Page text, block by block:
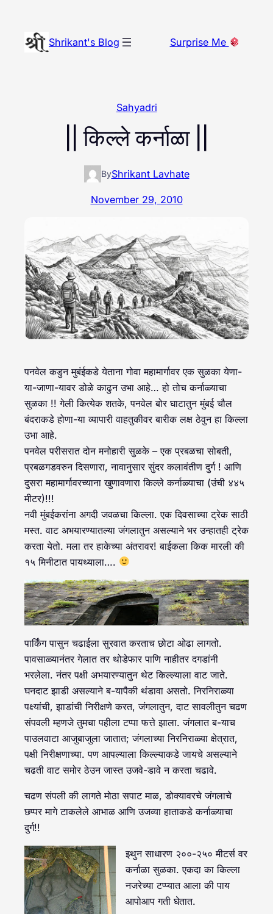
content
Shrikant's Blog Surprise Me
Sahyadri
|| किल्ले कर्नाळा ||
ByShrikant Lavhate
November 29, 2010
पनवेल कडुन मुबंईकडे येताना गोवा महामार्गावर एक सुळका येणा-
या-जाणा-यावर डोळे काढुन उभा आहे… हो तोच कर्नाळ्याचा
सुळका !! गेली कित्येक शतके, पनवेल बोर घाटातुन मुंबई चौल
बंदराकडे होणा-या व्यापारी वाहतुकीवर बारीक लक्ष ठेवुन हा किल्ला
उभा आहे.
पनवेल परीसरात दोन मनोहारी सुळके – एक प्रबळचा सोबती,
प्रबळगडवरुन दिसणारा, नावानुसार सुंदर कलावंतीण दुर्ग ! आणि
दुसरा महामार्गावरच्याना खुणावणारा किल्ले कर्नाळ्याचा (उंची ४४५
मीटर)!!!
नवी मुंबईकरांना अगदी जवळचा किल्ला. एक दिवसाच्या ट्रेक साठी
मस्त. वाट अभयारण्यातल्या जंगलातुन असल्याने भर उन्हातही ट्रेक
करता येतो. मला तर हाकेच्या अंतरावर! बाईकला किक मारली की
१५ मिनीटात पायथ्याला….
पार्किंग पासुन चढाईला सुरवात करताच छोटा ओढा लागतो.
पावसाळ्यानंतर गेलात तर थोडेफार पाणि नाहीतर दगडांनी
भरलेला. नंतर पक्षी अभयारण्यातुन थेट किल्ल्याला वाट जाते.
घनदाट झाडी असल्याने ब-यापैकी थंडावा असतो. निरनिराळ्या
पक्ष्यांची, झाडांची निरीक्षणे करत, जंगलातुन, दाट सावलीतुन चढण
संपवली म्हणजे तुमचा पहीला टप्पा फत्ते झाला. जंगलात ब-याच
पाउलवाटा आजुबाजुला जातात; जंगलाच्या निरनिराळ्या क्षेत्रात,
पक्षी निरीक्षणाच्या. पण आपल्याला किल्ल्याकडे जायचे असल्याने
चढती वाट समोर ठेउन जास्त उजवे-डावे न करता चढावे.
चढण संपली की लागते मोठा सपाट माळ, डोक्यावरचे जंगलाचे
छप्पर मागे टाकलेले आभाळ आणि उजव्या हाताकडे कर्नाळ्याचा
दुर्ग!!
इथुन साधारण २००-२५० मीटर्स वर
कर्नाळा सुळका. एकदा का किल्ला
नजरेच्या टप्प्यात आला की पाय
आपोआप गती घेतात.